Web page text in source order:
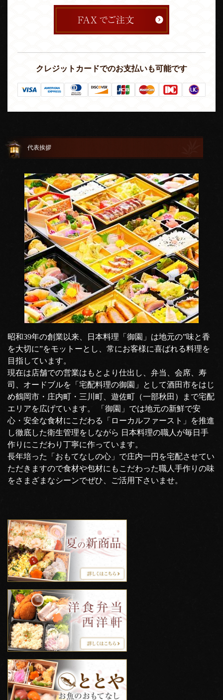
クレジットカードでのお支払いも可能です
代表挨拶
昭和39年の創業以来、日本料理「御園」は地元の”味と香
を大切に”をモットーとし、常にお客様に喜ばれる料理を
目指しています。
現在は店舗での営業はもとより仕出し、弁当、会席、寿
司、オードブルを「宅配料理の御園」として酒田市をはじ
め鶴岡市・庄内町・三川町、遊佐町（一部秋田）まで宅配
エリアを広げています。 「御園」では地元の新鮮で安
心・安全な食材にこだわる「ローカルファースト」を推進
し徹底した衛生管理をしながら 日本料理の職人が毎日手
作りにこだわり丁寧に作っています。
長年培った「おもてなしの心」で庄内一円を宅配させてい
ただきますので食材や包材にもこだわった職人手作りの味
をさまざまなシーンでぜひ、ご活用下さいませ。